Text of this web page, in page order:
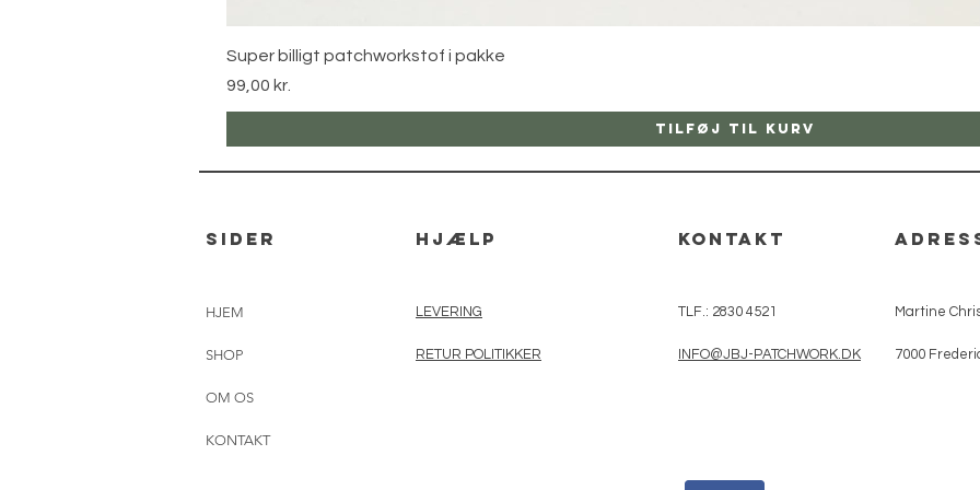
Super billigt patchworkstof i pakke
Pris
99,00 kr.
Tilføj til kurv
sider
HJEM
SHOP
OM OS
KONTAKT
hjælp
LEVERING
RETUR POLITIKKER
kontakt
TLF.: 2830 4521
INFO@JBJ-PATCHWORK.DK
Martine
7000